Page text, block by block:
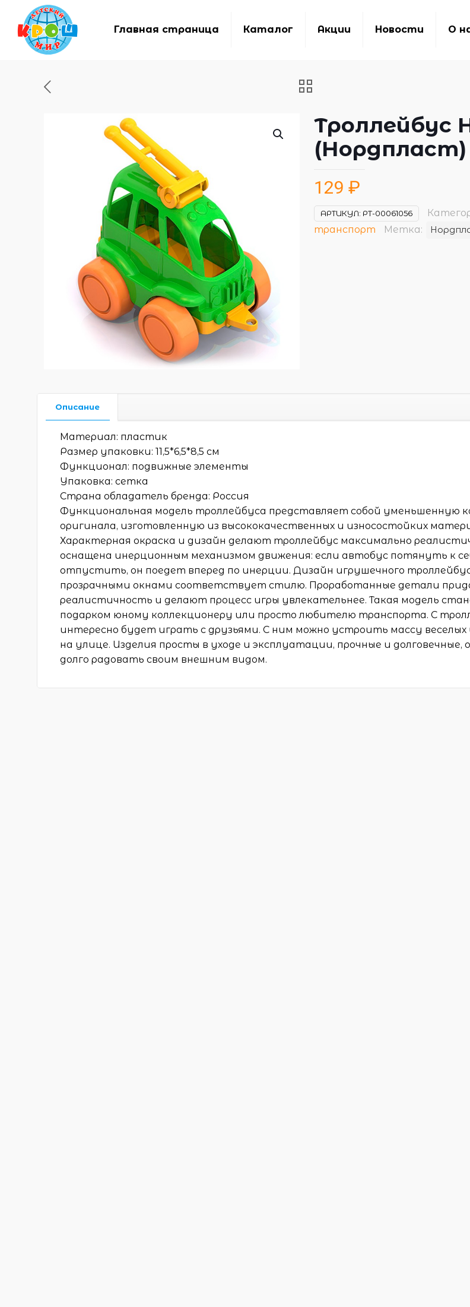
Главная страница Каталог Акции Новости О
Троллейбус
(Нордпласт)
129 ₽
АРТИКУЛ: РТ-00061056
транспорт
Метка:
Описание
Материал: пластик
Размер упаковки: 11,5*6,5*8,5 см
Функционал: подвижные элементы
Упаковка: сетка
Страна обладатель бренда: Россия
Функциональная модель троллейбуса представляет собой уменьшенную
оригинала, изготовленную из высококачественных и износостойких
Характерная окраска и дизайн делают троллейбус максимально
оснащена инерционным механизмом движения: если автобус потянуть к
отпустить, он поедет вперед по инерции. Дизайн игрушечного
прозрачными окнами соответствует стилю. Проработанные детали
реалистичность и делают процесс игры увлекательнее. Такая модель
подарком юному коллекционеру или просто любителю транспорта. С
интересно будет играть с друзьями. С ним можно устроить массу веселых
на улице. Изделия просты в уходе и эксплуатации, прочные и долговечные,
долго радовать своим внешним видом.